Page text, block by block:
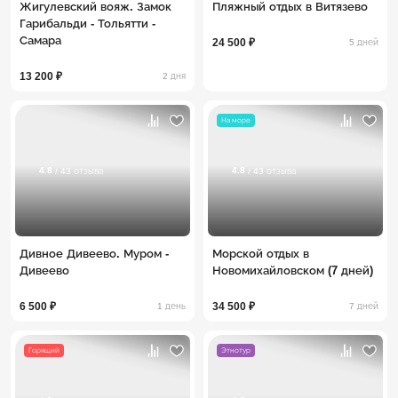
Жигулевский вояж. Замок
Гарибальди - Тольятти -
Самара
13 200 ₽ 2 дня
Пляжный отдых в Витязево
24 500 ₽ 5 дней
4.8 / 43 отзыва
Дивное Дивеево. Муром -
Дивеево
6 500 ₽ 1 день
На море
4.8 / 43 отзыва
Морской отдых в
Новомихайловском (7 дней)
34 500 ₽ 7 дней
Горящий Этнотур